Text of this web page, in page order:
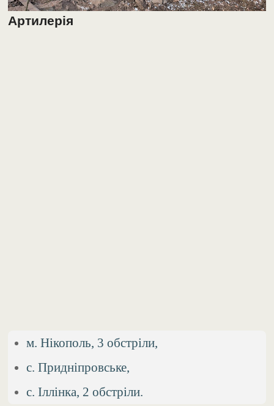
Артилерія
м. Нікополь, 3 обстріли,
с. Придніпровське,
с. Іллінка, 2 обстріли.